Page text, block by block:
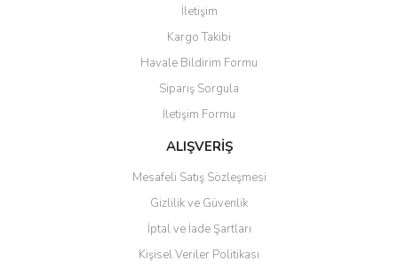
Ürün resmi kalitesiz, bozuk veya görüntülenemiyor.
Ürün açıklamasında eksik bilgiler bulunuyor.
Ürün bilgilerinde hatalar bulunuyor.
Ürün fiyatı diğer sitelerden daha pahalı.
Bu ürüne benzer farklı alternatifler olmalı.
Gönder
İletişim
Kargo Takibi
Havale Bildirim Formu
Sipariş Sorgula
İletişim Formu
ALIŞVERİŞ
Mesafeli Satış Sözleşmesi
Gizlilik ve Güvenlik
İptal ve İade Şartları
Kişisel Veriler Politikası